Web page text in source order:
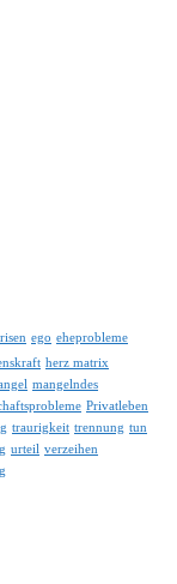
ego eheprobleme
herz matrix
mangelndes
Privatleben
traurigkeit trennung tun
urteil verzeihen